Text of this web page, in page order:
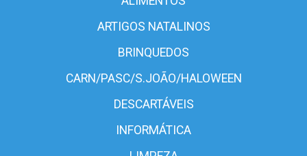
ARTIGOS NATALINOS
BRINQUEDOS
CARN/PASC/S.JOÃO/HALOWEEN
DESCARTÁVEIS
INFORMÁTICA